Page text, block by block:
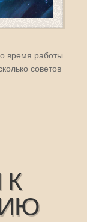
время работы
советов
К